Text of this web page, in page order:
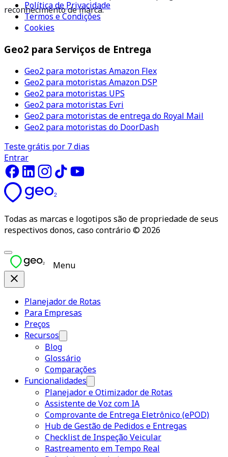
reconhecimento de marca.
Política de Privacidade
Termos e Condições
Cookies
Geo2 para Serviços de Entrega
Geo2 para motoristas Amazon Flex
Geo2 para motoristas Amazon DSP
Geo2 para motoristas UPS
Geo2 para motoristas Evri
Geo2 para motoristas de entrega do Royal Mail
Geo2 para motoristas do DoorDash
Teste grátis por 7 dias
Entrar
Todas as marcas e logotipos são de propriedade de seus
respectivos donos, caso contrário © 2026
Menu
Planejador de Rotas
Para Empresas
Preços
Recursos
Blog
Glossário
Comparações
Funcionalidades
Planejador e Otimizador de Rotas
Assistente de Voz com IA
Comprovante de Entrega Eletrônico (ePOD)
Hub de Gestão de Pedidos e Entregas
Checklist de Inspeção Veicular
Rastreamento em Tempo Real